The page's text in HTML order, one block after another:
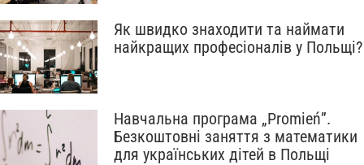
Як швидко знаходити та наймати
найкращих професіоналів у Польщі?
Навчальна програма „Promień”.
Безкоштовні заняття з математики
для українських дітей в Польщі